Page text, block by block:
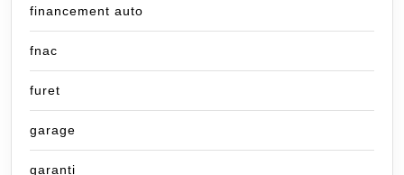
financement auto
fnac
furet
garage
garanti